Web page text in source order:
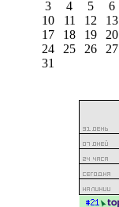
3
4 5 6
10
11 12 13
17
18 19 20
24
25 26 27
31